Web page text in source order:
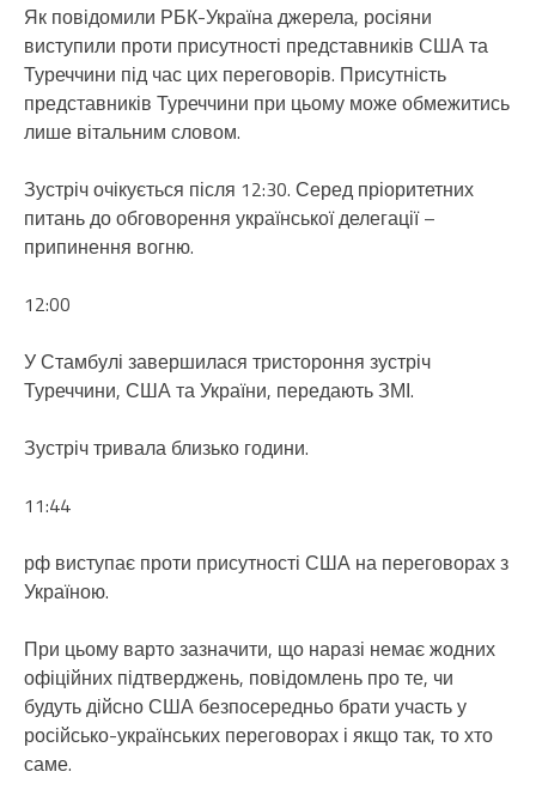
Як повідомили РБК-Україна джерела, росіяни
виступили проти присутності представників США та
Туреччини під час цих переговорів. Присутність
представників Туреччини при цьому може обмежитись
лише вітальним словом.
Зустріч очікується після 12:30. Серед пріоритетних
питань до обговорення української делегації –
припинення вогню.
12:00
У Стамбулі завершилася тристороння зустріч
Туреччини, США та України, передають ЗМІ.
Зустріч тривала близько години.
11:44
рф виступає проти присутності США на переговорах з
Україною.
При цьому варто зазначити, що наразі немає жодних
офіційних підтверджень, повідомлень про те, чи
будуть дійсно США безпосередньо брати участь у
російсько-українських переговорах і якщо так, то хто
саме.